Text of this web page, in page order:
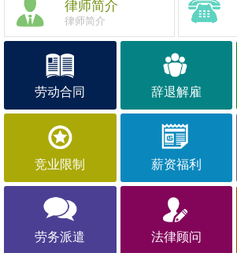
律师简介
律师简介
劳动合同 辞退解雇
竞业限制 薪资福利
劳务派遣 法律顾问